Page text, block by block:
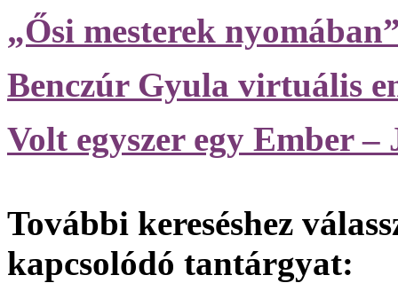
„Ősi mesterek
Benczúr Gyula virtuális
Volt egyszer egy Ember
További kereséshez
kapcsolódó tantárgyat: